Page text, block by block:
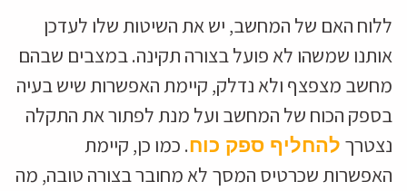
ללוח האם של המחשב, יש את השיטות שלו לעדכן
אותנו שמשהו לא פועל בצורה תקינה. במצבים שבהם
מחשב מצפצף ולא נדלק, קיימת האפשרות שיש בעיה
בספק הכוח של המחשב ועל מנת לפתור את התקלה
נצטרך להחליף ספק כוח. כמו כן, קיימת
האפשרות שכרטיס המסך לא מחובר בצורה טובה, מה